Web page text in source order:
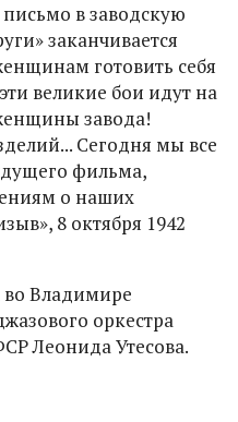
в заводскую
заканчивается
готовить себя
великие бои идут на
завода!
Сегодня мы все
фильма,
о наших
8 октября 1942
во Владимире
оркестра
Леонида Утесова.